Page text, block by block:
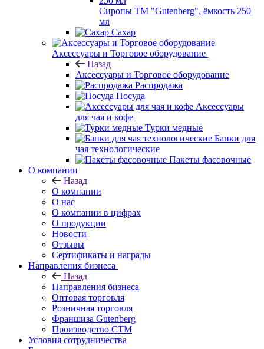
Сиропы ТМ "Gutenberg", ёмкость 250
мл
Сахар
Аксессуары и Торговое оборудование
Назад
Аксессуары и Торговое оборудование
Распродажа
Посуда
Аксессуары
для чая и кофе
Турки медные
Банки для
чая технологические
Пакеты фасовочные
О компании
Назад
О компании
О нас
О компании в цифрах
О продукции
Новости
Отзывы
Сертификаты и награды
Направления бизнеса
Назад
Направления бизнеса
Оптовая торговля
Розничная торговля
Франшиза Gutenberg
Производство СТМ
Условия сотрудничества